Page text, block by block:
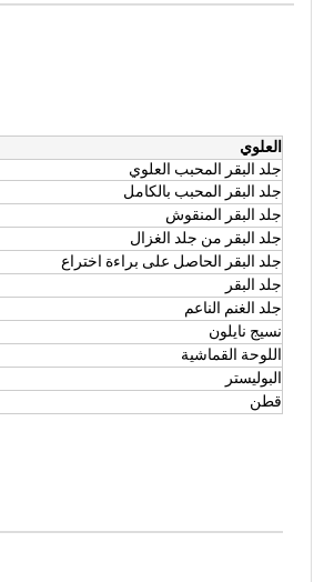
العلوي
جلد البقر المحبب العلوي
جلد البقر المحبب بالكامل
جلد البقر المنقوش
جلد البقر من جلد الغزال
جلد البقر الحاصل على براءة اختراع
جلد البقر
جلد الغنم الناعم
نسيج نايلون
اللوحة القماشية
البوليستر
قطن